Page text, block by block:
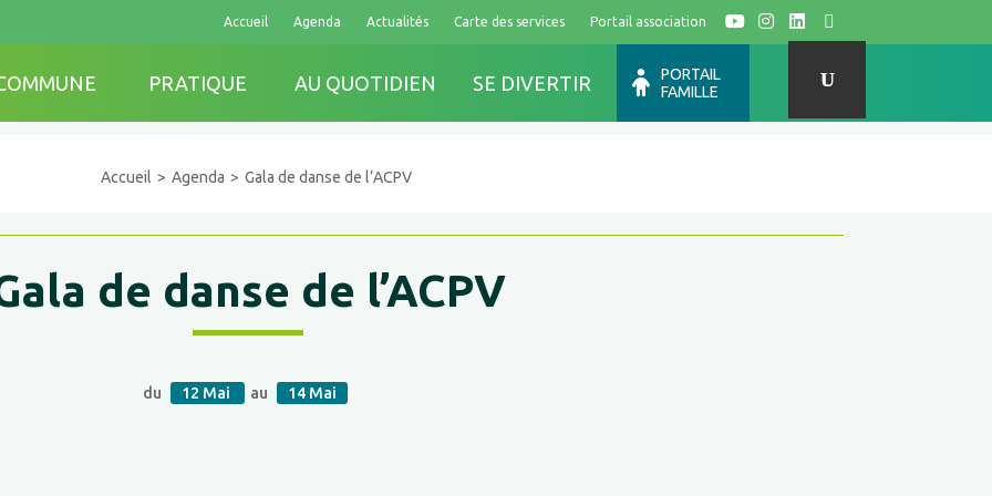
Accueil Agenda Actualités Carte des services Portail association Y I L
PRATIQUE AU QUOTIDIEN SE DIVERTIR
PORTAIL
FAMILLE
Accueil Agenda Gala de danse de l’ACPV
de danse de l’ACPV
du 12 Mai au 14 Mai